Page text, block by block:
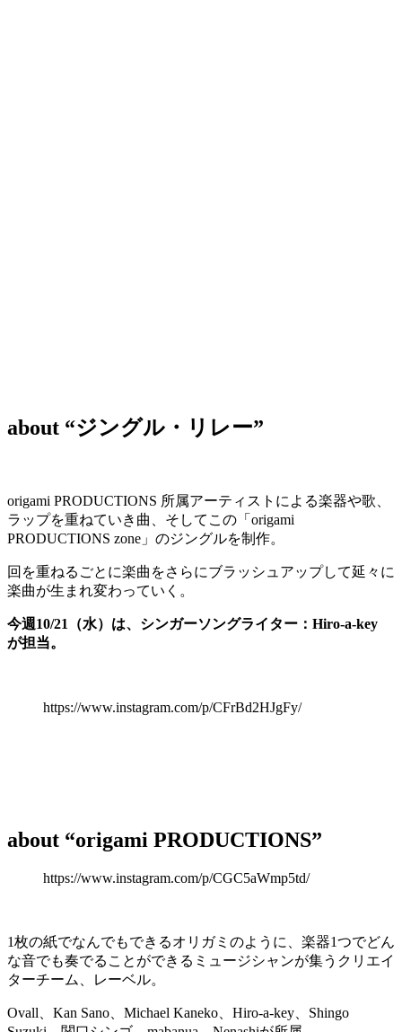
about “ジングル・リレー”
origami PRODUCTIONS 所属アーティストによる楽器や歌、
ラップを重ねていき曲、そしてこの「origami
PRODUCTIONS zone」のジングルを制作。
回を重ねるごとに楽曲をさらにブラッシュアップして延々に
楽曲が生まれ変わっていく。
今週10/21（水）は、シンガーソングライター：Hiro-a-key
が担当。
https://www.instagram.com/p/CFrBd2HJgFy/
about “origami PRODUCTIONS”
https://www.instagram.com/p/CGC5aWmp5td/
1枚の紙でなんでもできるオリガミのように、楽器1つでどん
な音でも奏でることができるミュージシャンが集うクリエイ
ターチーム、レーベル。
Ovall、Kan Sano、Michael Kaneko、Hiro-a-key、Shingo